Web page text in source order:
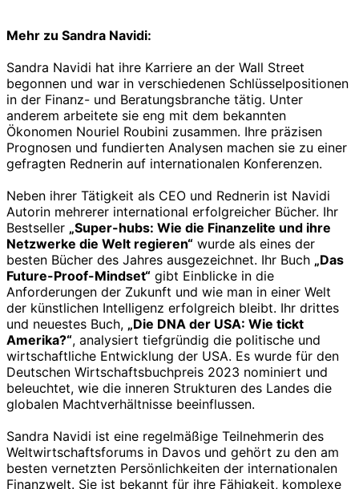
Mehr zu Sandra Navidi:
Sandra Navidi hat ihre Karriere an der Wall Street
begonnen und war in verschiedenen Schlüsselpositionen
in der Finanz- und Beratungsbranche tätig. Unter
anderem arbeitete sie eng mit dem bekannten
Ökonomen Nouriel Roubini zusammen. Ihre präzisen
Prognosen und fundierten Analysen machen sie zu einer
gefragten Rednerin auf internationalen Konferenzen.
Neben ihrer Tätigkeit als CEO und Rednerin ist Navidi
Autorin mehrerer international erfolgreicher Bücher. Ihr
Bestseller „Super-hubs: Wie die Finanzelite und ihre
Netzwerke die Welt regieren“ wurde als eines der
besten Bücher des Jahres ausgezeichnet. Ihr Buch „Das
Future-Proof-Mindset“ gibt Einblicke in die
Anforderungen der Zukunft und wie man in einer Welt
der künstlichen Intelligenz erfolgreich bleibt. Ihr drittes
und neuestes Buch, „Die DNA der USA: Wie tickt
Amerika?“, analysiert tiefgründig die politische und
wirtschaftliche Entwicklung der USA. Es wurde für den
Deutschen Wirtschaftsbuchpreis 2023 nominiert und
beleuchtet, wie die inneren Strukturen des Landes die
globalen Machtverhältnisse beeinflussen.
Sandra Navidi ist eine regelmäßige Teilnehmerin des
Weltwirtschaftsforums in Davos und gehört zu den am
besten vernetzten Persönlichkeiten der internationalen
Finanzwelt. Sie ist bekannt für ihre Fähigkeit, komplexe